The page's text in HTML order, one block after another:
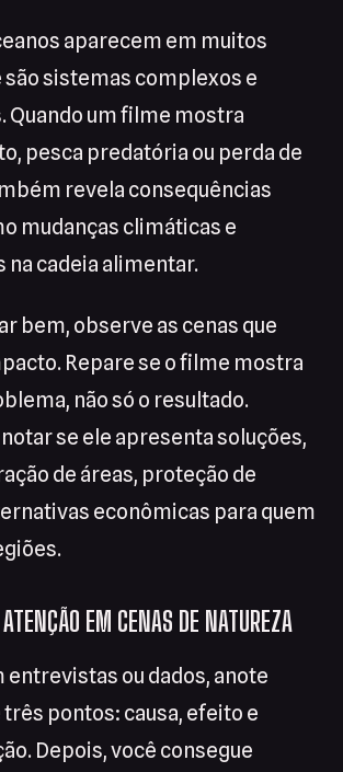
aparecem em muitos
sistemas complexos e
Quando um filme mostra
pesca predatória ou perda de
revela consequências
mudanças climáticas e
cadeia alimentar.
bem, observe as cenas que
Repare se o filme mostra
não só o resultado.
se ele apresenta soluções,
de áreas, proteção de
econômicas para quem
EM CENAS DE NATUREZA
entrevistas ou dados, anote
pontos: causa, efeito e
Depois, você consegue